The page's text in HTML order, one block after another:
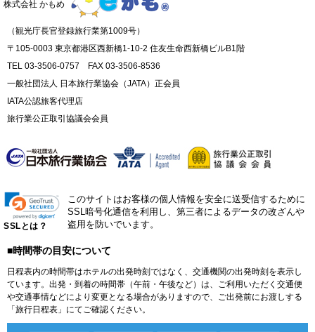
株式会社 かもめ
（観光庁長官登録旅行業第1009号）
〒105-0003 東京都港区西新橋1-10-2 住友生命西新橋ビルB1階
TEL 03-3506-0757 FAX 03-3506-8536
一般社団法人 日本旅行業協会（JATA）正会員
IATA公認旅客代理店
旅行業公正取引協議会会員
SSLとは？
このサイトはお客様の個人情報を安全に送受信するために
SSL暗号化通信を利用し、第三者によるデータの改ざんや
盗用を防いでいます。
■時間帯の目安について
日程表内の時間帯はホテルの出発時刻ではなく、交通機関の出発時刻を表示し
ています。出発・到着の時間帯（午前・午後など）は、ご利用いただく交通便
や交通事情などにより変更となる場合がありますので、ご出発前にお渡しする
「旅行日程表」にてご確認ください。